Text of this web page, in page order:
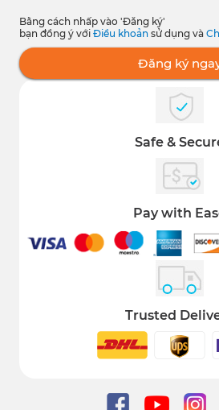
Bằng cách nhấp vào 'Đăng ký'
bạn đồng ý với Điều khoản sử dụng và
Đăng ký
Safe &
Pay with
Trusted